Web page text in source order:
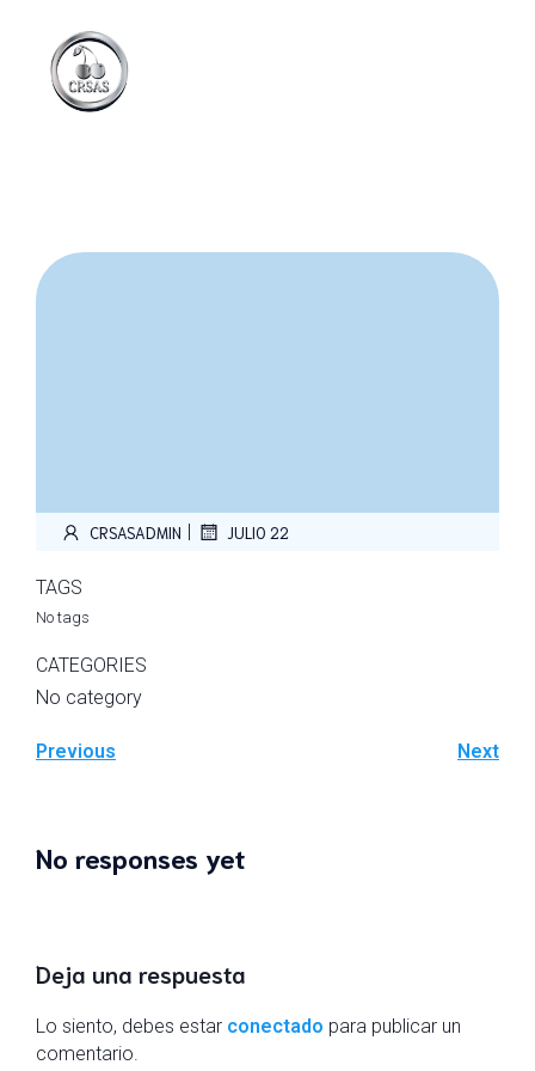
CRSASADMIN JULIO 22
TAGS
No tags
CATEGORIES
No category
Previous Next
No responses yet
Deja una respuesta
Lo siento, debes estar conectado para publicar un
comentario.